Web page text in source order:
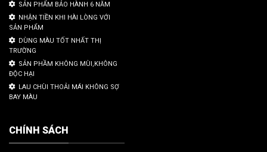
SẢN PHẨM BẢO HÀNH 6 NĂM
NHẬN TIỀN KHI HÀI LÒNG VỚI
SẢN PHẨM
DÙNG MÀU TỐT NHẤT THỊ
TRƯỜNG
SẢN PHẦM KHÔNG MÙI,KHÔNG
ĐỘC HẠI
LAU CHÙI THOẢI MÁI KHÔNG SỢ
BAY MÀU
CHÍNH SÁCH